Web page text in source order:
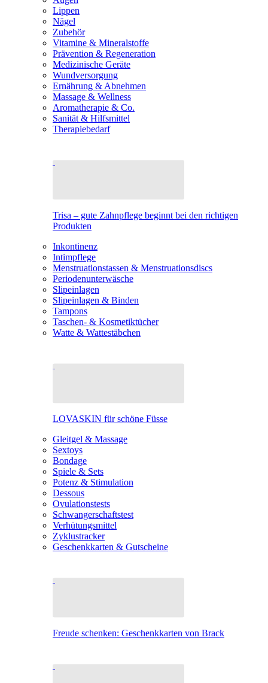
Lippen
Nägel
Zubehör
Vitamine & Mineralstoffe
Prävention & Regeneration
Medizinische Geräte
Wundversorgung
Ernährung & Abnehmen
Massage & Wellness
Aromatherapie & Co.
Sanität & Hilfsmittel
Therapiebedarf
Trisa – gute Zahnpflege beginnt bei den richtigen
Produkten
Inkontinenz
Intimpflege
Menstruationstassen & Menstruationsdiscs
Periodenunterwäsche
Slipeinlagen
Slipeinlagen & Binden
Tampons
Taschen- & Kosmetiktücher
Watte & Wattestäbchen
LOVASKIN für schöne Füsse
Gleitgel & Massage
Sextoys
Bondage
Spiele & Sets
Potenz & Stimulation
Dessous
Ovulationstests
Schwangerschaftstest
Verhütungsmittel
Zyklustracker
Geschenkkarten & Gutscheine
Freude schenken: Geschenkkarten von Brack